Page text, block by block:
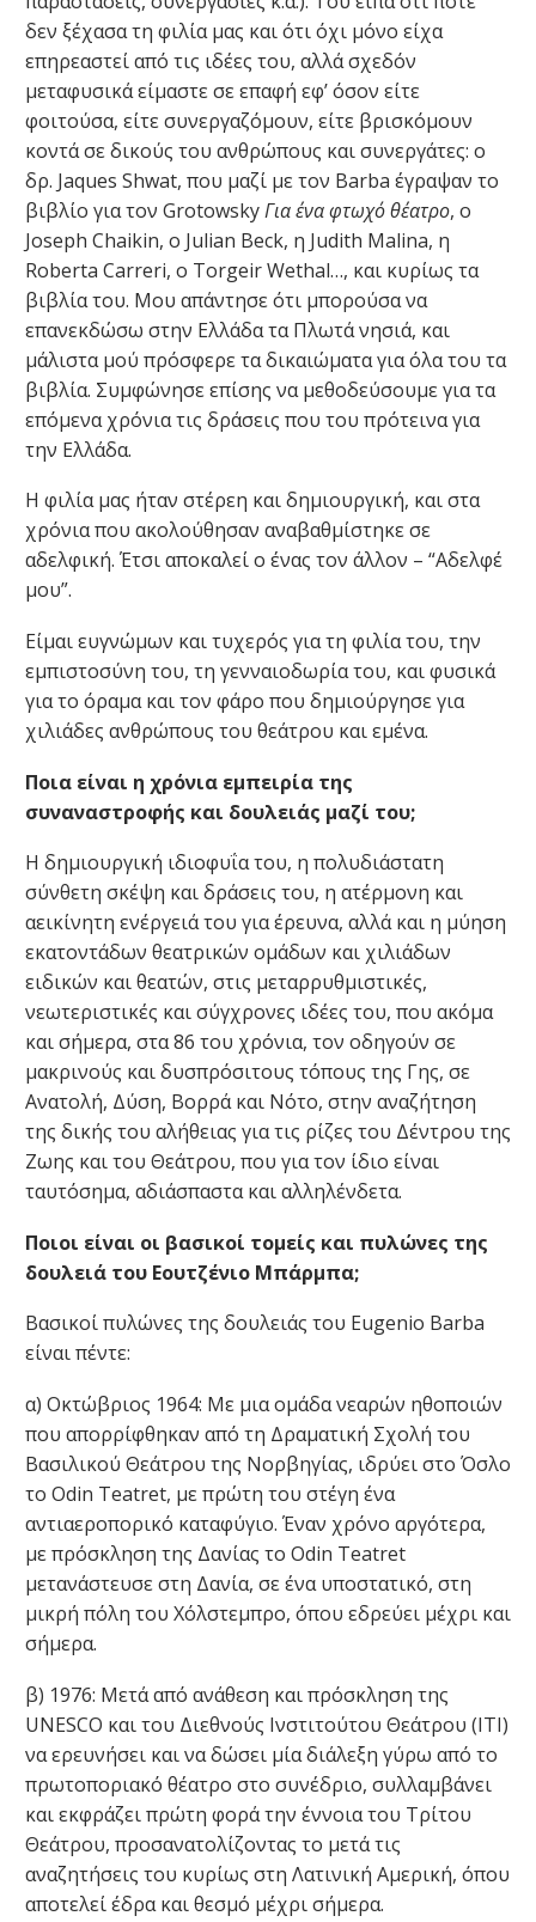
δεν ξέχασα τη φιλία μας και ότι όχι μόνο είχα
επηρεαστεί από τις ιδέες του, αλλά σχεδόν
μεταφυσικά είμαστε σε επαφή εφ’ όσον είτε
φοιτούσα, είτε συνεργαζόμουν, είτε βρισκόμουν
κοντά σε δικούς του ανθρώπους και συνεργάτες: ο
δρ. Jaques Shwat, που μαζί με τον Barba έγραψαν το
βιβλίο για τον GrotowskyΓια ένα φτωχό θέατρο, ο
Joseph Chaikin, ο Julian Beck, η Judith Malina, η
Roberta Carreri, ο Torgeir Wethal…, και κυρίως τα
βιβλία του. Μου απάντησε ότι μπορούσα να
επανεκδώσω στην Ελλάδα τα Πλωτά νησιά, και
μάλιστα μού πρόσφερε τα δικαιώματα για όλα του τα
βιβλία. Συμφώνησε επίσης να μεθοδεύσουμε για τα
επόμενα χρόνια τις δράσεις που του πρότεινα για
την Ελλάδα.
Η φιλία μας ήταν στέρεη και δημιουργική, και στα
χρόνια που ακολούθησαν αναβαθμίστηκε σε
αδελφική. Έτσι αποκαλεί ο ένας τον άλλον – “Αδελφέ
μου”.
Είμαι ευγνώμων και τυχερός για τη φιλία του, την
εμπιστοσύνη του, τη γενναιοδωρία του, και φυσικά
για το όραμα και τον φάρο που δημιούργησε για
χιλιάδες ανθρώπους του θεάτρου και εμένα.
Ποια είναι η χρόνια εμπειρία της
συναναστροφής και δουλειάς μαζί του;
Η δημιουργική ιδιοφυΐα του, η πολυδιάστατη
σύνθετη σκέψη και δράσεις του, η ατέρμονη και
αεικίνητη ενέργειά του για έρευνα, αλλά και η μύηση
εκατοντάδων θεατρικών ομάδων και χιλιάδων
ειδικών και θεατών, στις μεταρρυθμιστικές,
νεωτεριστικές και σύγχρονες ιδέες του, που ακόμα
και σήμερα, στα 86 του χρόνια, τον οδηγούν σε
μακρινούς και δυσπρόσιτους τόπους της Γης, σε
Ανατολή, Δύση, Βορρά και Νότο, στην αναζήτηση
της δικής του αλήθειας για τις ρίζες του Δέντρου της
Ζωης και του Θεάτρου, που για τον ίδιο είναι
ταυτόσημα, αδιάσπαστα και αλληλένδετα.
Ποιοι είναι οι βασικοί τομείς και πυλώνες της
δουλειά του Εουτζένιο Μπάρμπα;
Βασικοί πυλώνες της δουλειάς του Eugenio Barba
είναι πέντε:
α) Οκτώβριος 1964: Με μια ομάδα νεαρών ηθοποιών
που απορρίφθηκαν από τη Δραματική Σχολή του
Βασιλικού Θεάτρου της Νορβηγίας, ιδρύει στο Όσλο
το Odin Teatret, με πρώτη του στέγη ένα
αντιαεροπορικό καταφύγιο. Έναν χρόνο αργότερα,
με πρόσκληση της Δανίας το Odin Teatret
μετανάστευσε στη Δανία, σε ένα υποστατικό, στη
μικρή πόλη του Χόλστεμπρο, όπου εδρεύει μέχρι και
σήμερα.
β) 1976: Μετά από ανάθεση και πρόσκληση της
UNESCO και του Διεθνούς Ινστιτούτου Θεάτρου (ΙΤΙ)
να ερευνήσει και να δώσει μία διάλεξη γύρω από το
πρωτοποριακό θέατρο στο συνέδριο, συλλαμβάνει
και εκφράζει πρώτη φορά την έννοια του Τρίτου
Θεάτρου, προσανατολίζοντας το μετά τις
αναζητήσεις του κυρίως στη Λατινική Αμερική, όπου
αποτελεί έδρα και θεσμό μέχρι σήμερα.